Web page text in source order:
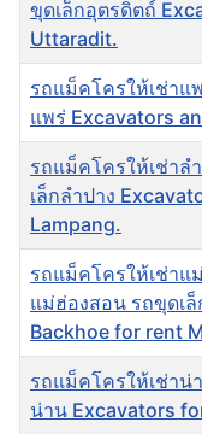
ขุดเล็กอุตรดิตถ์
Uttaradit.
รถแม็คโครให้เช่าแ
แพร่ Excavators
รถแม็คโครให้เช่าล
เล็กลำปาง
Lampang.
รถแม็คโครให้เช่าแ
แม่ฮ่องสอน รถขุดเ
Backhoe for rent
รถแม็คโครให้เช่าน่
น่าน Excavators